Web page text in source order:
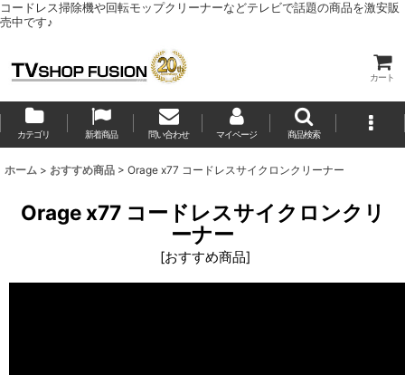
コードレス掃除機や回転モップクリーナーなどテレビで話題の商品を激安販
売中です♪
カート
カテゴリ 新着商品 問い合わせ マイページ 商品検索
ホーム > おすすめ商品 > Orage x77 コードレスサイクロンクリーナー
Orage x77 コードレスサイクロンクリ
ーナー
[おすすめ商品]